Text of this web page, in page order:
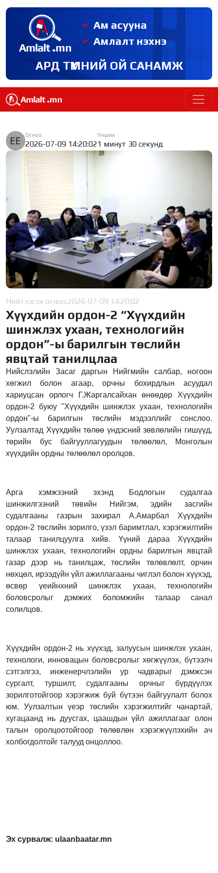
Ам асууна
Амлалт нэхнэ
АРД ТҮМНИЙ ОЙ САНАМЖ
Огноо
2026-07-09 14:20:02
Унших
1 минут 30 секунд
Нийтлэсэн огноо:2026-07-09 14:20:02
Хүүхдийн ордон-2 “Хүүхдийн
шинжлэх ухаан, технологийн
ордон”-ы барилгын төслийн
явцтай танилцлаа
Нийслэлийн Засаг даргын Нийгмийн салбар, ногоон
хөгжил болон агаар, орчны бохирдлын асуудал
хариуцсан орлогч Г.Жаргалсайхан өнөөдөр Хүүхдийн
ордон-2 буюу "Хүүхдийн шинжлэх ухаан, технологийн
ордон"-ы барилгын төслийн мэдээллийг сонслоо.
Уулзалтад Хүүхдийн төлөө үндэсний зөвлөлийн гишүүд,
төрийн бус байгууллагуудын төлөөлөл, Монголын
хүүхдийн ордны төлөөлөл оролцов.
Арга хэмжээний эхэнд Бодлогын судалгаа
шинжилгээний төвийн Нийгэм, эдийн засгийн
судалгааны газрын захирал А.Амарбал Хүүхдийн
ордон-2 төслийн зорилго, үзэл баримтлал, хэрэгжилтийн
талаар танилцуулга хийв. Үүний дараа Хүүхдийн
шинжлэх ухаан, технологийн ордны барилгын явцтай
газар дээр нь танилцаж, төслийн төлөвлөлт, орчин
нөхцөл, ирээдүйн үйл ажиллагааны чиглэл болон хүүхэд,
өсвөр үеийнхний шинжлэх ухаан, технологийн
боловсролыг дэмжих боломжийн талаар санал
солилцов.
Хүүхдийн ордон-2 нь хүүхэд, залуусын шинжлэх ухаан,
технологи, инновацын боловсролыг хөгжүүлэх, бүтээлч
сэтгэлгээ, инженерчлэлийн ур чадварыг дэмжсэн
сургалт, туршилт, судалгааны орчныг бүрдүүлэх
зорилготойгоор хэрэгжиж буй бүтээн байгуулалт болох
юм. Уулзалтын үеэр төслийн хэрэгжилтийг чанартай,
хугацаанд нь дуусгах, цаашдын үйл ажиллагааг олон
талын оролцоотойгоор төлөвлөн хэрэгжүүлэхийн ач
холбогдолтойг талууд онцоллоо.
Эх сурвалж: ulaanbaatar.mn